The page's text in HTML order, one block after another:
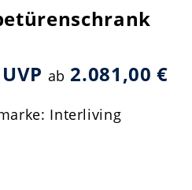
UVP ab 2.081,00 €
Interliving